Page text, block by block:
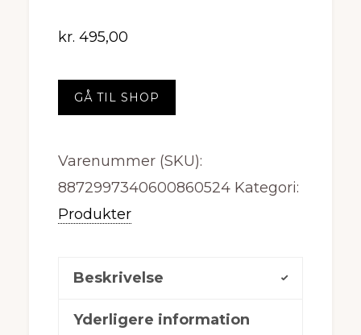
kr. 495,00
GÅ TIL SHOP
Varenummer (SKU):
8872997340600860524 Kategori:
Produkter
Beskrivelse
Yderligere information